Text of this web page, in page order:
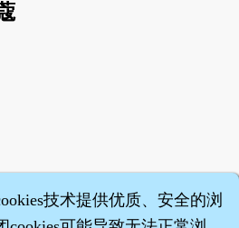
技术提供优质、安全的浏